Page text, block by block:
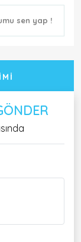
sen yap !